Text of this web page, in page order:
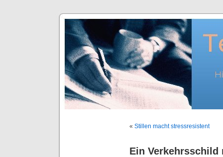
« Stillen macht stressresistent
Ein